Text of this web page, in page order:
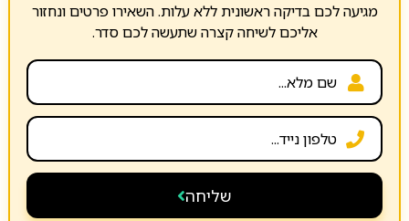
מגיעה לכם בדיקה ראשונית ללא עלות. השאירו פרטים ונחזור
אליכם לשיחה קצרה שתעשה לכם סדר.
שליחה